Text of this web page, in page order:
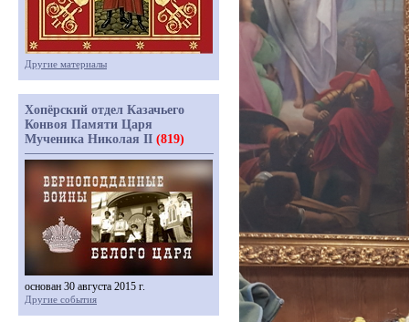
Другие материалы
Хопёрский отдел Казачьего
Конвоя Памяти Царя
Мученика Николая II (819)
основан 30 августа 2015 г.
Другие события